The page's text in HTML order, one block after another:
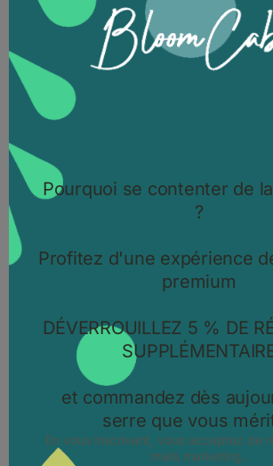
11494.45 EUR
DÉCOUVRIR LE PRODUIT
ORELLO 2 – AVEC PAROIS
D’ÉPAISSEUR
Orello – Maison de jardin moderne en bois
pliantes panoramiques |24,94 m2